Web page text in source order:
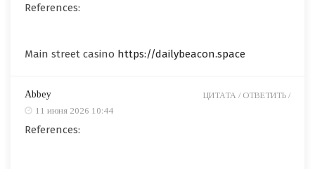
References:
Main street casino https://dailybeacon.space
Abbey
11 июня 2026 10:44
References:
ЦИТАТА / ОТВЕТИТЬ /